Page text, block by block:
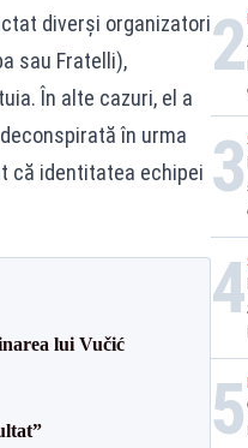
diverși organizatori
sau Fratelli),
În alte cazuri, el a
în urma
că identitatea echipei
lui Vučić
2
3
4
5